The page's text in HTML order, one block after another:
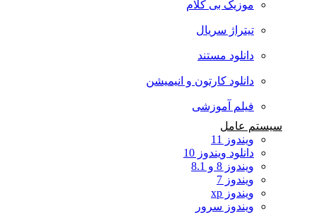
موزیک بی کلام
تیتراژ سریال
دانلود مستند
دانلود کارتون و انیمیشن
فیلم آموزشی
سیستم عامل
ویندوز 11
دانلود ویندوز 10
ویندوز 8 و 8.1
ویندوز 7
ویندوز xp
ویندوز سرور